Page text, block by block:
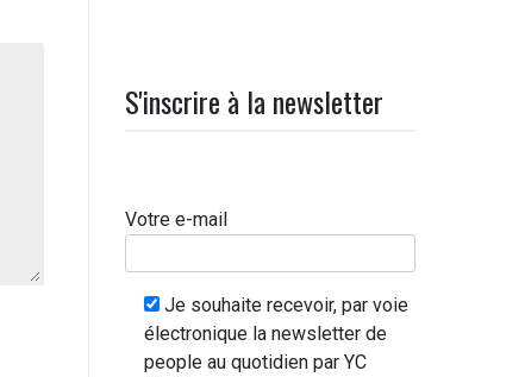
S'inscrire à la newsletter
Votre e-mail
Je souhaite recevoir, par voie
électronique la newsletter de
people au quotidien par YC